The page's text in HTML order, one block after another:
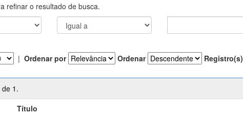
refinar o resultado de busca.
| Ordenar por Ordenar Registro(s)
1.
Título